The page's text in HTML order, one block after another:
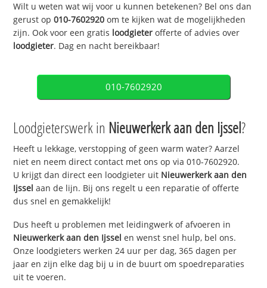
Wilt u weten wat wij voor u kunnen betekenen? Bel ons dan
gerust op010-7602920 om te kijken wat de mogelijkheden
zijn. Ook voor een gratis loodgieter offerte of advies over
loodgieter. Dag en nacht bereikbaar!
010-7602920
Loodgieterswerk in Nieuwerkerk aan den Ijssel?
Heeft u lekkage, verstopping of geen warm water? Aarzel
niet en neem direct contact met ons op via 010-7602920.
U krijgt dan direct een loodgieter uit Nieuwerkerk aan den
Ijssel aan de lijn. Bij ons regelt u een reparatie of offerte
dus snel en gemakkelijk!
Dus heeft u problemen met leidingwerk of afvoeren in
Nieuwerkerk aan den Ijssel en wenst snel hulp, bel ons.
Onze loodgieters werken 24 uur per dag, 365 dagen per
jaar en zijn elke dag bij u in de buurt om spoedreparaties
uit te voeren.